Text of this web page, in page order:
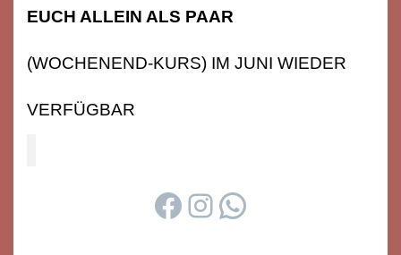
EUCH ALLEIN ALS PAAR
(WOCHENEND-KURS) IM JUNI WIEDER
VERFÜGBAR
FACEBOOK
INSTAGRAM
WHATSAPP